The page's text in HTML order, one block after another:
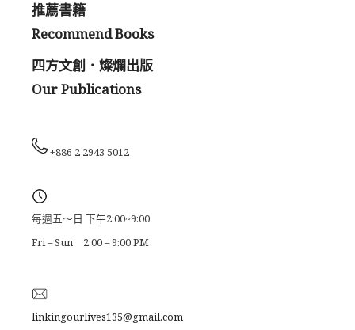
推薦書籍
Recommend Books
四方文創．燦爛出版
Our Publications
+886 2 2943 5012
每週五～日 下午2:00~9:00
Fri – Sun 2:00 – 9:00 PM
linkingourlives135@gmail.com